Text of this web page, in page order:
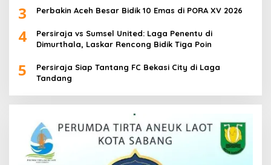
3 Perbakin Aceh Besar Bidik 10 Emas di PORA XV 2026
4
Persiraja vs Sumsel United: Laga Penentu di
Dimurthala, Laskar Rencong Bidik Tiga Poin
5
Persiraja Siap Tantang FC Bekasi City di Laga
Tandang